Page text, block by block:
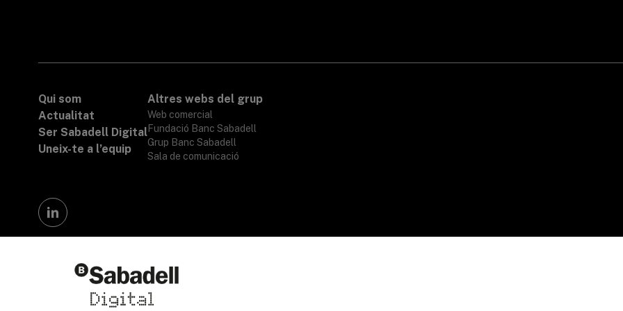
Qui som
Actualitat
Ser Sabadell Digital
Uneix-te a l’equip
Altres webs del grup
Web comercial
Fundació Banc Sabadell
Grup Banc Sabadell
Sala de comunicació